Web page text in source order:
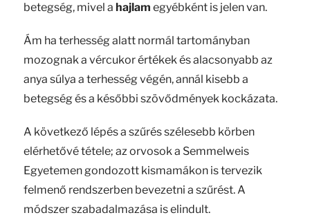
betegség, mivel a hajlam egyébként is jelen van.
Ám ha terhesség alatt normál tartományban
mozognak a vércukor értékek és alacsonyabb az
anya súlya a terhesség végén, annál kisebb a
betegség és a későbbi szövődmények kockázata.
A következő lépés a szűrés szélesebb körben
elérhetővé tétele; az orvosok a Semmelweis
Egyetemen gondozott kismamákon is tervezik
felmenő rendszerben bevezetni a szűrést. A
módszer szabadalmazása is elindult.